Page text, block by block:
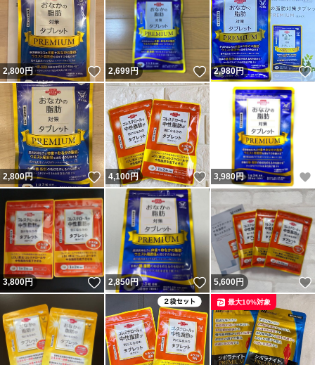
2,800円 いいね！
2,699円 いいね！
2,980円
2,800円 いいね！
4,100円 いいね！
3,980円
3,800円 いいね！
2,850円 いいね！
5,600円
最大10%対象